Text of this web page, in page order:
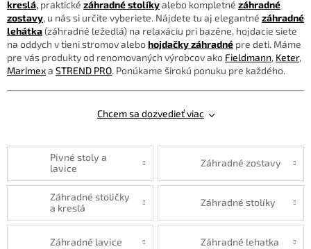
kreslá, praktické záhradné stolíkyalebo kompletné záhradné
zostavy, u nás si určite vyberiete. Nájdete tu aj elegantné záhradné
lehátka(záhradné ležedlá) na relaxáciu pri bazéne, hojdacie siete
na oddych v tieni stromov alebohojdačky záhradné pre deti. Máme
pre vás produkty od renomovaných výrobcov ako Fieldmann, Keter,
Marimexa STREND PRO. Ponúkame širokú ponuku pre každého.
Chcem sa dozvedieť viac
Pivné stoly a
lavice
Záhradné zostavy
Záhradné stoličky
a kreslá
Záhradné stolíky
Záhradné lavice Záhradné lehatka